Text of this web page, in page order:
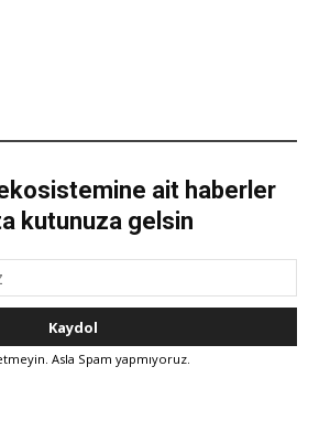
ait haberler
kutunuza gelsin
Asla Spam yapmıyoruz.